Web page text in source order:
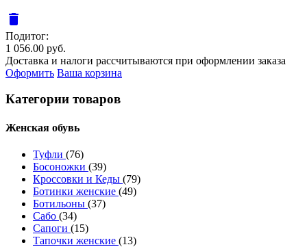
delete
Подитог:
1 056.00 руб.
Доставка и налоги рассчитываются при оформлении заказа
Оформить Ваша корзина
Категории товаров
Женcкая обувь
Туфли (76)
Босоножки (39)
Кроссовки и Кеды (79)
Ботинки женские (49)
Ботильоны (37)
Сабо (34)
Сапоги (15)
Тапочки женские (13)